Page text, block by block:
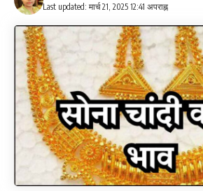
Last updated: मार्च 21, 2025 12:41 अपराह्न